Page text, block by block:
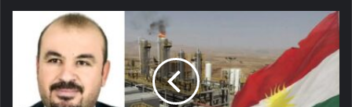
دەربارەى
هنارتنا
نەفتا
هەرێما
کوردستانێ